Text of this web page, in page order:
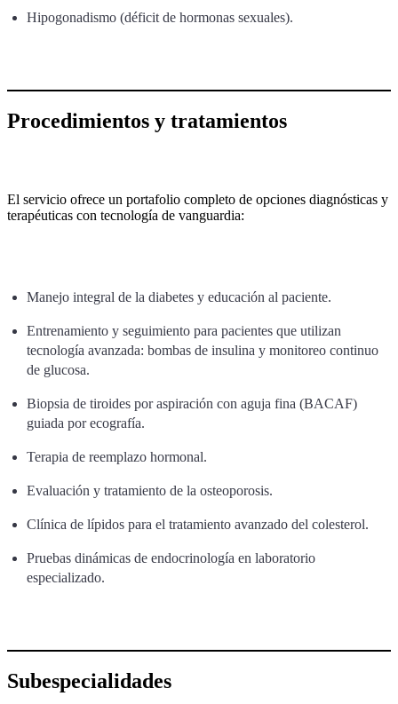
Hipogonadismo (déficit de hormonas sexuales).
Procedimientos y tratamientos
El servicio ofrece un portafolio completo de opciones diagnósticas y
terapéuticas con tecnología de vanguardia:
Manejo integral de la diabetes y educación al paciente.
Entrenamiento y seguimiento para pacientes que utilizan
tecnología avanzada: bombas de insulina y monitoreo continuo
de glucosa.
Biopsia de tiroides por aspiración con aguja fina (BACAF)
guiada por ecografía.
Terapia de reemplazo hormonal.
Evaluación y tratamiento de la osteoporosis.
Clínica de lípidos para el tratamiento avanzado del colesterol.
Pruebas dinámicas de endocrinología en laboratorio
especializado.
Subespecialidades